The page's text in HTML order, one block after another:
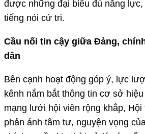
được những đại biểu đủ năng
tiếng nói cử tri.
Cầu nối tin cậy giữa Đảng,
dân
Bên cạnh hoạt động góp ý, lực
kênh nắm bắt thông tin cơ sở
mạng lưới hội viên rộng khắp,
phản ánh tâm tư, nguyện vọng